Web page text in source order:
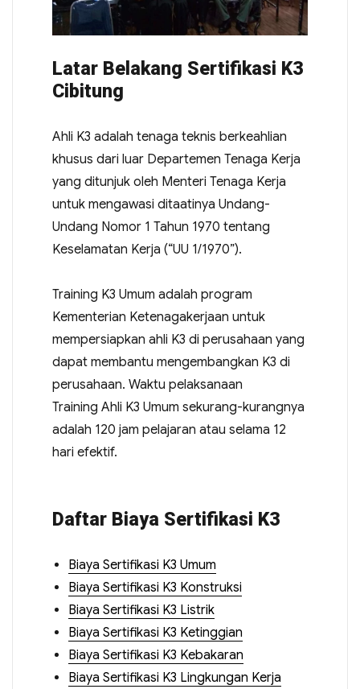
Latar Belakang Sertifikasi K3
Cibitung
Ahli K3 adalah tenaga teknis berkeahlian
khusus dari luar Departemen Tenaga Kerja
yang ditunjuk oleh Menteri Tenaga Kerja
untuk mengawasi ditaatinya Undang-
Undang Nomor 1 Tahun 1970 tentang
Keselamatan Kerja (“UU 1/1970”).
Training K3 Umum adalah program
Kementerian Ketenagakerjaan untuk
mempersiapkan ahli K3 di perusahaan yang
dapat membantu mengembangkan K3 di
perusahaan. Waktu pelaksanaan
Training Ahli K3 Umum sekurang-kurangnya
adalah 120 jam pelajaran atau selama 12
hari efektif.
Daftar Biaya Sertifikasi K3
Biaya Sertifikasi K3 Umum
Biaya Sertifikasi K3 Konstruksi
Biaya Sertifikasi K3 Listrik
Biaya Sertifikasi K3 Ketinggian
Biaya Sertifikasi K3 Kebakaran
Biaya Sertifikasi K3 Lingkungan Kerja